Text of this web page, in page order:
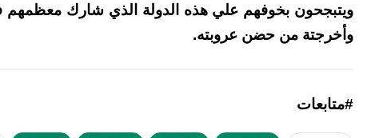
ويتبجحون بخوفهم علي هذه الدولة الذي شارك معظمهم
وأخرجتة من حضن عروبته.
#متابعات